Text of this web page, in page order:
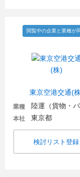
東京空港交通(
閲覧中の企業と業種が
業種
本社 東京都
検討リスト登録